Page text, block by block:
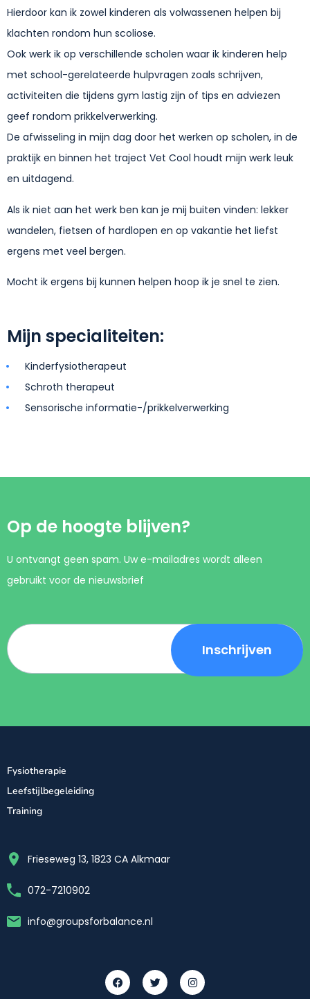
Hierdoor kan ik zowel kinderen als volwassenen helpen bij
klachten rondom hun scoliose.
Ook werk ik op verschillende scholen waar ik kinderen help
met school-gerelateerde hulpvragen zoals schrijven,
activiteiten die tijdens gym lastig zijn of tips en adviezen
geef rondom prikkelverwerking.
De afwisseling in mijn dag door het werken op scholen, in de
praktijk en binnen het traject Vet Cool houdt mijn werk leuk
en uitdagend.
Als ik niet aan het werk ben kan je mij buiten vinden: lekker
wandelen, fietsen of hardlopen en op vakantie het liefst
ergens met veel bergen.
Mocht ik ergens bij kunnen helpen hoop ik je snel te zien.
Mijn specialiteiten:
Kinderfysiotherapeut
Schroth therapeut
Sensorische informatie-/prikkelverwerking
Op de hoogte blijven?
U ontvangt geen spam. Uw e-mailadres wordt alleen
gebruikt voor de nieuwsbrief
Fysiotherapie
Leefstijlbegeleiding
Training
Frieseweg 13, 1823 CA Alkmaar
072-7210902
info@groupsforbalance.nl